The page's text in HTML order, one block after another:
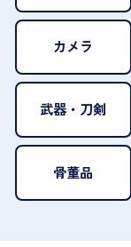
カメラ
武器・刀剣
骨董品